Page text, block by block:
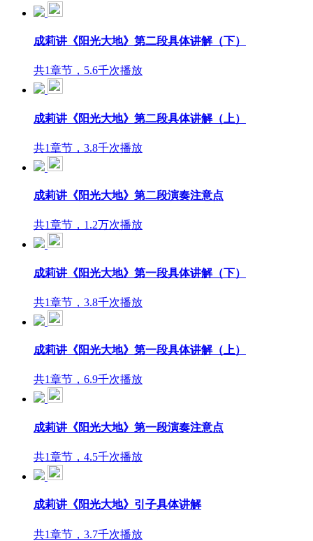
成莉讲《阳光大地》第二段具体讲解（下）
共1章节，5.6千次播放
成莉讲《阳光大地》第二段具体讲解（上）
共1章节，3.8千次播放
成莉讲《阳光大地》第二段演奏注意点
共1章节，1.2万次播放
成莉讲《阳光大地》第一段具体讲解（下）
共1章节，3.8千次播放
成莉讲《阳光大地》第一段具体讲解（上）
共1章节，6.9千次播放
成莉讲《阳光大地》第一段演奏注意点
共1章节，4.5千次播放
成莉讲《阳光大地》引子具体讲解
共1章节，3.7千次播放